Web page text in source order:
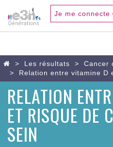
Aller
USER
ACCOUNT
MENU
Je me connecte
HomeLes résultats
Cancer
Relation entre vitamine D
RELATION
ET RISQUE DE
SEIN